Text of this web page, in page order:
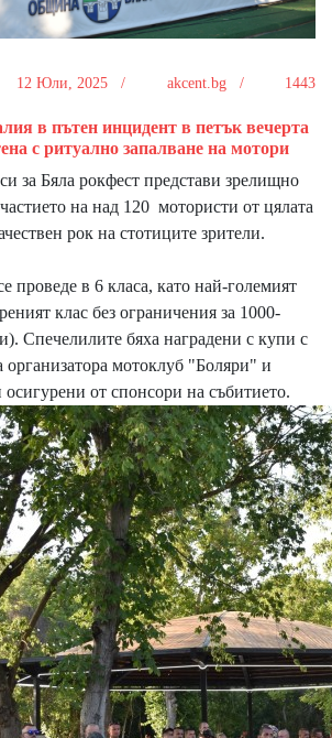
12 Юли, 2025 / akcent.bg / 1443
в пътен инцидент в петък вечерта
с ритуално запалване на мотори
за Бяла рокфест представи зрелищно
на над 120 мотористи от цялата
рок на стотиците зрители.
проведе в 6 класа, като най-големият
клас без ограничения за 1000-
Спечелилите бяха наградени с купи с
организатора мотоклуб "Боляри" и
от спонсори на събитието.